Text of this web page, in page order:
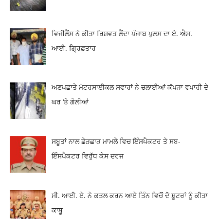
ਵਿਜੀਲੈਂਸ ਨੇ ਕੀਤਾ ਰਿਸ਼ਵਤ ਲੈਂਦਾ ਪੰਜਾਬ ਪੁਲਸ ਦਾ ਏ. ਐਸ.
ਆਈ. ਗ੍ਰਿਫ਼ਤਾਰ
ਅਣਪਛਾਤੇ ਮੋਟਰਸਾਈਕਲ ਸਵਾਰਾਂ ਨੇ ਚਲਾਈਆਂ ਕੱਪੜਾ ਵਪਾਰੀ ਦੇ
ਘਰ ‘ਤੇ ਗੋਲੀਆਂ
ਸਬੂਤਾਂ ਨਾਲ ਛੇੜਛਾੜ ਮਾਮਲੇ ਵਿਚ ਇੰਸਪੈਕਟਰ ਤੇ ਸਬ-
ਇੰਸਪੈਕਟਰ ਵਿਰੁੱਧ ਕੇਸ ਦਰਜ
ਸੀ. ਆਈ. ਏ. ਨੇ ਕਤਲ ਕਰਨ ਆਏ ਤਿੰਨ ਵਿਚੋਂ ਦੋ ਸ਼ੂਟਰਾਂ ਨੂੰ ਕੀਤਾ
ਕਾਬੂ